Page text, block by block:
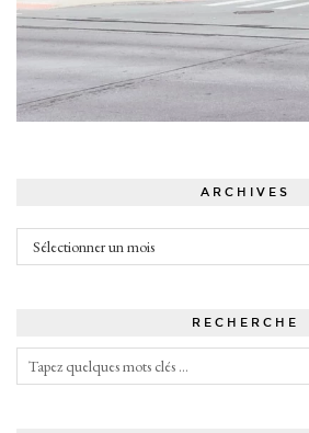
ARCHIVES
Archives
RECHERCHE